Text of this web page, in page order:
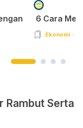
6 Cara
Ekonomi
Rambut Serta